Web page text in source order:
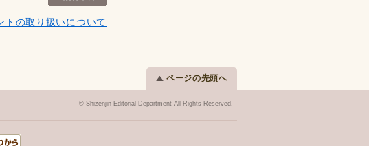
トの取り扱いについて
ページの先頭へ
© Shizenjin Editorial Department All Rights Reserved.